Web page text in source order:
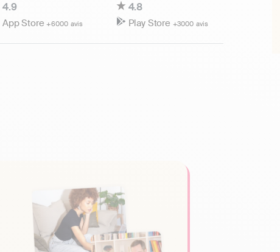
4.9
App Store+6000 avis
4.8
Play Store +3000 avis